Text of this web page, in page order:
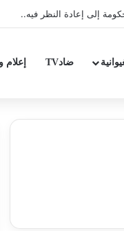
إلى إعادة النظر فيه..
ضادTV إعلام